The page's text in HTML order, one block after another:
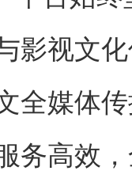
影视文
全媒体
务高效